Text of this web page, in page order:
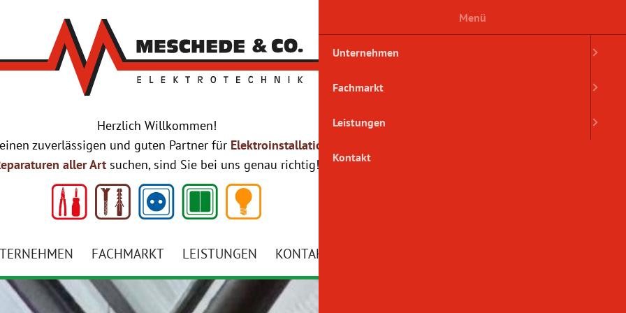
Herzlich Willkommen!
zuverlässigen und guten Partner für Elektroinstallationen und
aller Art suchen, sind Sie bei uns genau richtig!
FACHMARKT LEISTUNGEN KONTAKT
Menü
Unternehmen
Fachmarkt
Leistungen
Kontakt